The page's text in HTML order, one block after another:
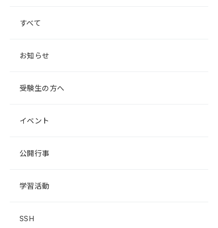
すべて
お知らせ
受験生の方へ
イベント
公開行事
学習活動
SSH